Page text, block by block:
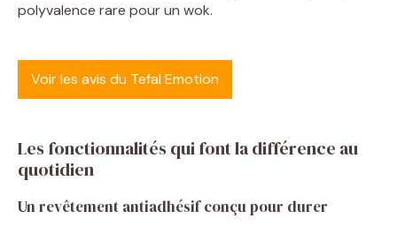
polyvalence rare pour un wok.
Voir les avis du Tefal Emotion
Les fonctionnalités qui font la différence au
quotidien
Un revêtement antiadhésif conçu pour durer